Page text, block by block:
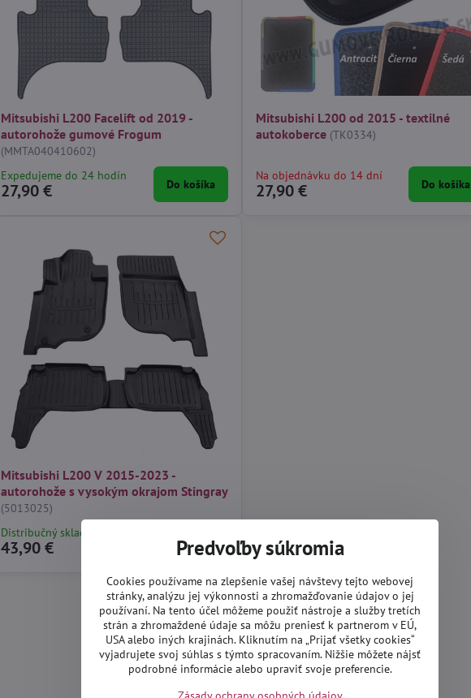
Mitsubishi L200 Facelift od 2019 -
autorohože gumové Frogum
(MMTA040410602)
Expedujeme do 24 hodín
27,90 € Do košíka
Mitsubishi L200 od 2015 - textilné
autokoberce (TK0334)
Na objednávku do 14 dní
27,90 € Do košíka
Mitsubishi L200 V 2015-2023 -
autorohože s vysokým okrajom Stingray
(5013025)
Distribučný sklad (1-3 dni)
43,90 € Do košíka
Predvoľby súkromia
Cookies používame na zlepšenie vašej návštevy tejto webovej
stránky, analýzu jej výkonnosti a zhromažďovanie údajov o jej
používaní. Na tento účel môžeme použiť nástroje a služby tretích
strán a zhromaždené údaje sa môžu preniesť k partnerom v EÚ,
USA alebo iných krajinách. Kliknutím na „Prijať všetky cookies“
vyjadrujete svoj súhlas s týmto spracovaním. Nižšie môžete nájsť
podrobné informácie alebo upraviť svoje preferencie.